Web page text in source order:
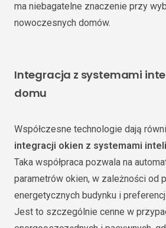
ma niebagatelne znaczenie przy
nowoczesnych domów.
Integracja z systemami
domu
Współczesne technologie dają
integracji okien z systemami
Taka współpraca pozwala na
parametrów okien, w zależności od
energetycznych budynku i
Jest to szczególnie cenne w